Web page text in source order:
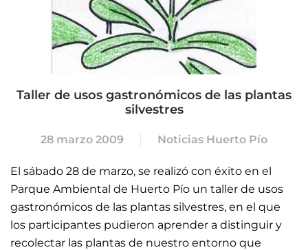
Taller de usos gastronómicos de las plantas
silvestres
28 marzo 2009 Noticias Huerto Pío
El sábado 28 de marzo, se realizó con éxito en el
Parque Ambiental de Huerto Pío un taller de usos
gastronómicos de las plantas silvestres, en el que
los participantes pudieron aprender a distinguir y
recolectar las plantas de nuestro entorno que